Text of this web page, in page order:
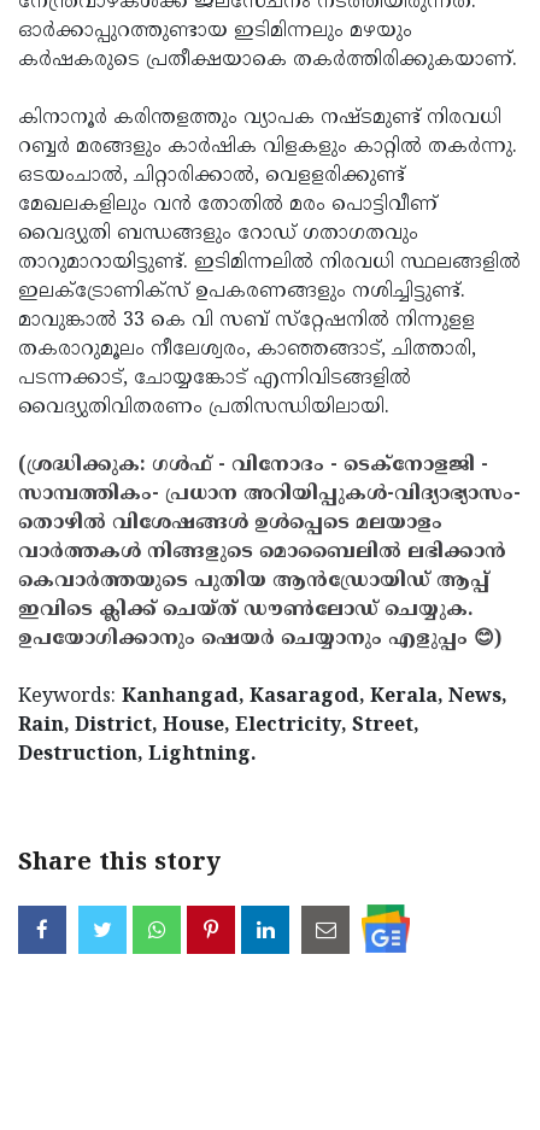
ഓര്‍ക്കാപ്പുറത്തുണ്ടായ ഇടിമിന്നലും മഴയും
കര്‍ഷകരുടെ പ്രതീക്ഷയാകെ തകര്‍ത്തിരിക്കുകയാണ്.
കിനാനൂര്‍ കരിന്തളത്തും വ്യാപക നഷ്ടമുണ്ട് നിരവധി
റബ്ബര്‍ മരങ്ങളും കാര്‍ഷിക വിളകളും കാറ്റില്‍ തകര്‍ന്നു.
ഒടയംചാല്‍, ചിറ്റാരിക്കാല്‍, വെളളരിക്കുണ്ട്
മേഖലകളിലും വന്‍ തോതില്‍ മരം പൊട്ടിവീണ്
വൈദ്യുതി ബന്ധങ്ങളും റോഡ് ഗതാഗതവും
താറുമാറായിട്ടുണ്ട്. ഇടിമിന്നലില്‍ നിരവധി സ്ഥലങ്ങളില്‍
ഇലക്‌ട്രോണിക്‌സ് ഉപകരണങ്ങളും നശിച്ചിട്ടുണ്ട്.
മാവുങ്കാല്‍ 33 കെ വി സബ് സ്‌റ്റേഷനില്‍ നിന്നുളള
തകരാറുമൂലം നീലേശ്വരം, കാഞ്ഞങ്ങാട്, ചിത്താരി,
പടന്നക്കാട്, ചോയ്യങ്കോട് എന്നിവിടങ്ങളില്‍
വൈദ്യുതിവിതരണം പ്രതിസന്ധിയിലായി.
(ശ്രദ്ധിക്കുക: ഗൾഫ് - വിനോദം - ടെക്നോളജി -
സാമ്പത്തികം- പ്രധാന അറിയിപ്പുകൾ-വിദ്യാഭ്യാസം-
തൊഴിൽ വിശേഷങ്ങൾ ഉൾപ്പെടെ മലയാളം
വാർത്തകൾ നിങ്ങളുടെ മൊബൈലിൽ ലഭിക്കാൻ
കെവാർത്തയുടെ പുതിയ ആൻഡ്രോയിഡ് ആപ്പ്
ഇവിടെ ക്ലിക്ക് ചെയ്ത് ഡൗൺലോഡ് ചെയ്യുക.
ഉപയോഗിക്കാനും ഷെയർ ചെയ്യാനും എളുപ്പം 😊)
Keywords: Kanhangad, Kasaragod, Kerala, News,
Rain, District, House, Electricity, Street,
Destruction, Lightning.
Share this story